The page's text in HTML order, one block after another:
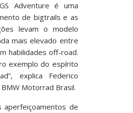
Adventure é uma
de bigtrails e as
levam o modelo
mais elevado entre
habilidades off-road.
exemplo do espírito
explica Federico
Motorrad Brasil.
aperfeiçoamentos de